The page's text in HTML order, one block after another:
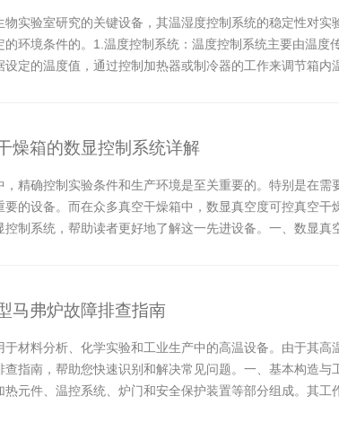
实验室研究的关键设备，其温湿度控制系统的稳定性对
环境条件的。1.温度控制系统：温度控制系统主要由温
定的温度值，通过控制加热器或制冷器的工作来调节箱
燥箱的数显控制系统详解
精确控制实验条件和生产环境是至关重要的。特别是在
要的设备。而在众多真空干燥箱中，数显真空度可控真空
制系统，帮助读者更好地了解这一先进设备。一、数显
马弗炉故障排查指南
材料分析、化学实验和工业生产中的高温设备。由于其
指南，帮助您快速识别和解决常见问题。一、基本构造
元件、温控系统、炉门和安全保护装置等部分组成。其